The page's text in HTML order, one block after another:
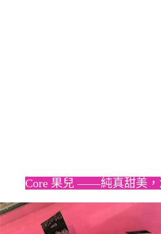
Core 果兒 ——純真甜美，